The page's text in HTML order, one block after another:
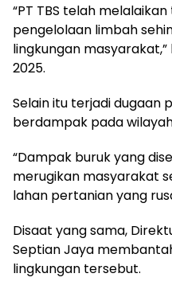
“PT TBS telah
pengelolaan limbah
lingkungan
2025.
Selain itu terjadi dugaan
berdampak pada
“Dampak buruk yang
merugikan masyarakat
lahan pertanian yang
Disaat yang sama,
Septian Jaya
lingkungan tersebut.